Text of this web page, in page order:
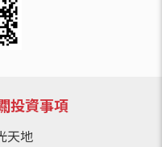
投資事項
天地